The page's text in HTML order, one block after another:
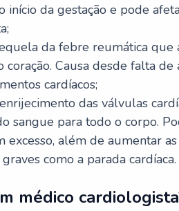
início da gestação e pode
da febre reumática que
Causa desde falta de
cardíacos;
das válvulas
sangue para todo o corpo.
além de aumentar
como a parada cardíaca.
médico